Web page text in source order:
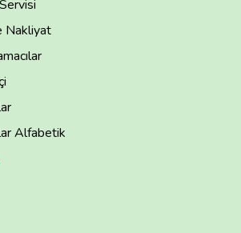
Nakliyat
Alfabetik